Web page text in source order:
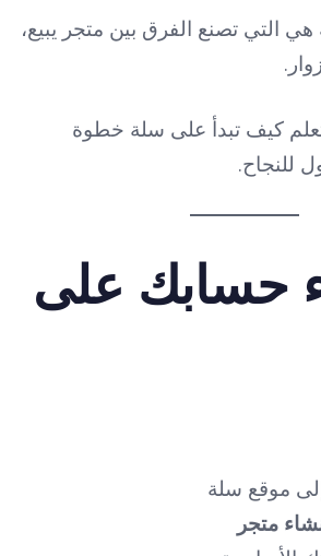
هي التي تصنع الفرق بين متجر يبيع،
كيف تبدأ على سلة خطوة
للنجاح.
حسابك على
موقع سلة
متجر